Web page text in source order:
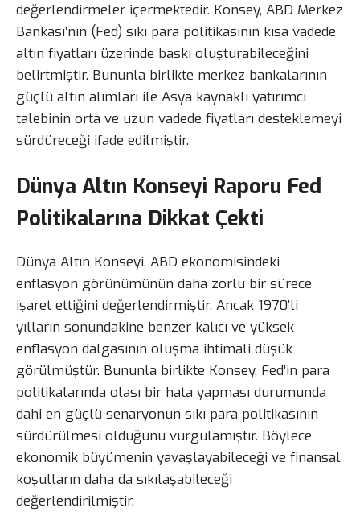
değerlendirmeler içermektedir. Konsey, ABD Merkez
Bankası’nın (Fed) sıkı para politikasının kısa vadede
altın fiyatları üzerinde baskı oluşturabileceğini
belirtmiştir. Bununla birlikte merkez bankalarının
güçlü altın alımları ile Asya kaynaklı yatırımcı
talebinin orta ve uzun vadede fiyatları desteklemeyi
sürdüreceği ifade edilmiştir.
Dünya Altın Konseyi Raporu Fed
Politikalarına Dikkat Çekti
Dünya Altın Konseyi, ABD ekonomisindeki
enflasyon görünümünün daha zorlu bir sürece
işaret ettiğini değerlendirmiştir. Ancak 1970’li
yılların sonundakine benzer kalıcı ve yüksek
enflasyon dalgasının oluşma ihtimali düşük
görülmüştür. Bununla birlikte Konsey, Fed’in para
politikalarında olası bir hata yapması durumunda
dahi en güçlü senaryonun sıkı para politikasının
sürdürülmesi olduğunu vurgulamıştır. Böylece
ekonomik büyümenin yavaşlayabileceği ve finansal
koşulların daha da sıkılaşabileceği
değerlendirilmiştir.